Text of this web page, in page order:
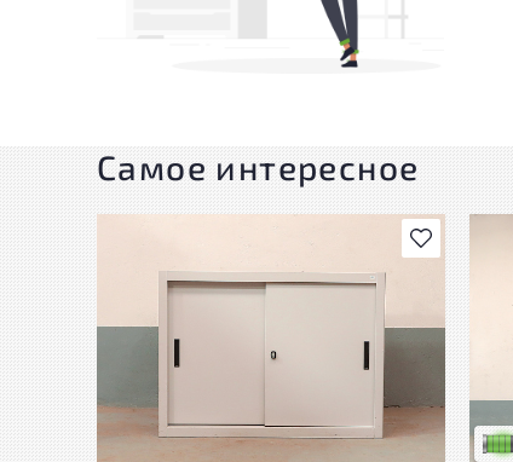
Самое интересное
В избранное
У